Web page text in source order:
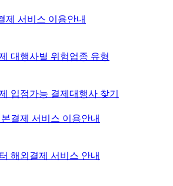
제 서비스 이용안내
대행사별 위험업종 유형
입점가능 결제대행사 찾기
결제 서비스 이용안내
해외결제 서비스 안내